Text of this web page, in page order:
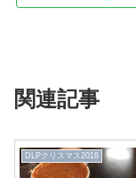
関連記事
DLPクリスマス2018